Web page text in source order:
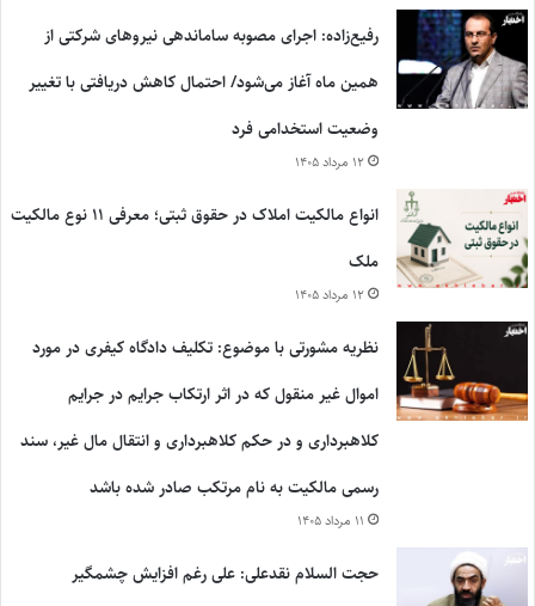
رفیع‌زاده: اجرای مصوبه ساماندهی نیروهای شرکتی از
همین ماه آغاز می‌شود/ احتمال کاهش دریافتی با تغییر
وضعیت استخدامی فرد
۱۲ مرداد ۱۴۰۵
انواع مالکیت املاک در حقوق ثبتی؛ معرفی ۱۱ نوع مالکیت
ملک
۱۲ مرداد ۱۴۰۵
نظریه مشورتی با موضوع: تکلیف دادگاه کیفری در مورد
اموال غیر منقول که در اثر ارتکاب جرایم در جرایم
کلاهبرداری و در حکم کلاهبرداری و انتقال مال غیر، سند
رسمی مالکیت به نام مرتکب صادر شده باشد
۱۱ مرداد ۱۴۰۵
حجت السلام نقدعلی: علی رغم افزایش چشمگیر